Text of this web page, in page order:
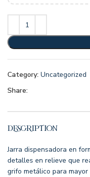
Category: Uncategorized
Share:
DESCRIPTION
Jarra dispensadora en
detalles en relieve que
grifo metálico para